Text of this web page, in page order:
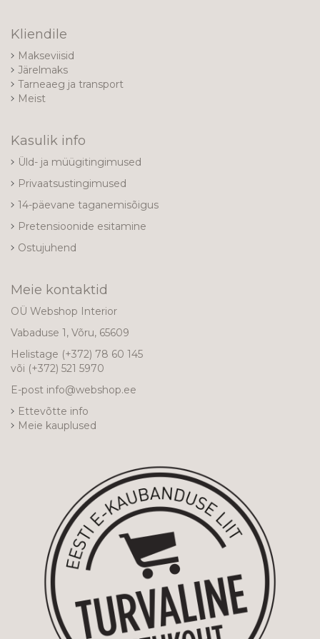
Kliendile
Makseviisid
Järelmaks
Tarneaeg ja transport
Meist
Kasulik info
Üld- ja müügitingimused
Privaatsustingimused
14-päevane taganemisõigus
Pretensioonide esitamine
Ostujuhend
Meie kontaktid
OÜ Webshop Interior
Vabaduse 1, Võru, 65609
Helistage (+372) 78 60 145
või (+372) 521 5970
E-post info@webshop.ee
Ettevõtte info
Meie kauplused